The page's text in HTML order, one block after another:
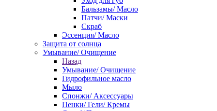
Бальзамы/ Масло
Патчи/ Маски
Скраб
Эссенция/ Масло
Защита от солнца
Умывание/ Очищение
Назад
Умывание/ Очищение
Гидрофильное масло
Мыло
Спонжи/ Аксессуары
Пенки/ Гели/ Кремы